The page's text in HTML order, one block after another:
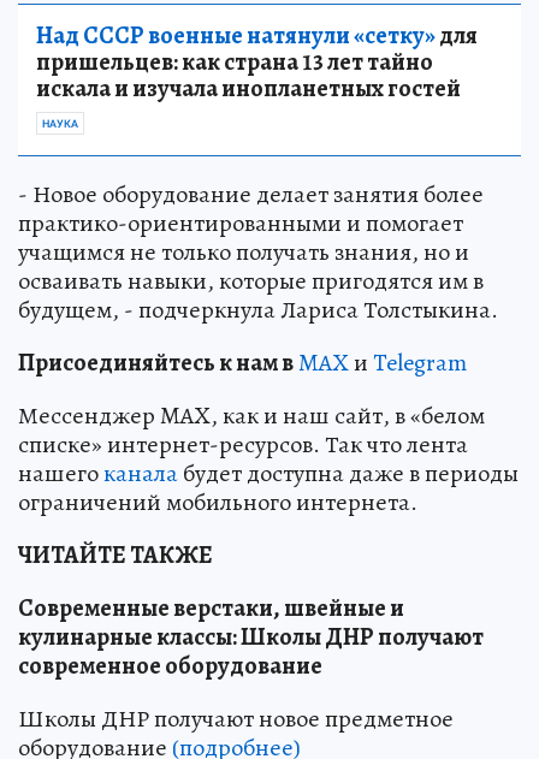
Над СССР военные натянули «сетку»для
пришельцев: как страна 13 лет тайно
искала и изучала инопланетных гостей
НАУКА
- Новое оборудование делает занятия более
практико-ориентированными и помогает
учащимся не только получать знания, но и
осваивать навыки, которые пригодятся им в
будущем, - подчеркнула Лариса Толстыкина.
Присоединяйтесь к нам вMAXиTelegram
Мессенджер MAX, как и наш сайт, в «белом
списке» интернет-ресурсов. Так что лента
нашегоканалабудет доступна даже в периоды
ограничений мобильного интернета.
ЧИТАЙТЕ ТАКЖЕ
Современные верстаки, швейные и
кулинарные классы: Школы ДНР получают
современное оборудование
Школы ДНР получают новое предметное
оборудование (подробнее)